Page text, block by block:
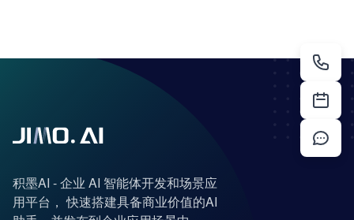
积墨AI - 企业 AI 智能体开发和场景应
用平台， 快速搭建具备商业价值的AI